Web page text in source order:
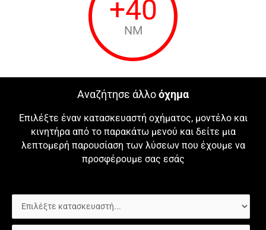
+40
NM
Αναζήτησε άλλοόχημα
Επιλέξτε έναν κατασκευαστή οχήματος, μοντέλο και
κινητήρα από το παρακάτω μενού και δείτε μια
λεπτομερή παρουσίαση των λύσεων που έχουμε να
προσφέρουμε σας εσάς